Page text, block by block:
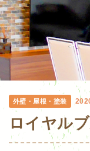
外壁・屋根・塗装
ロイヤル